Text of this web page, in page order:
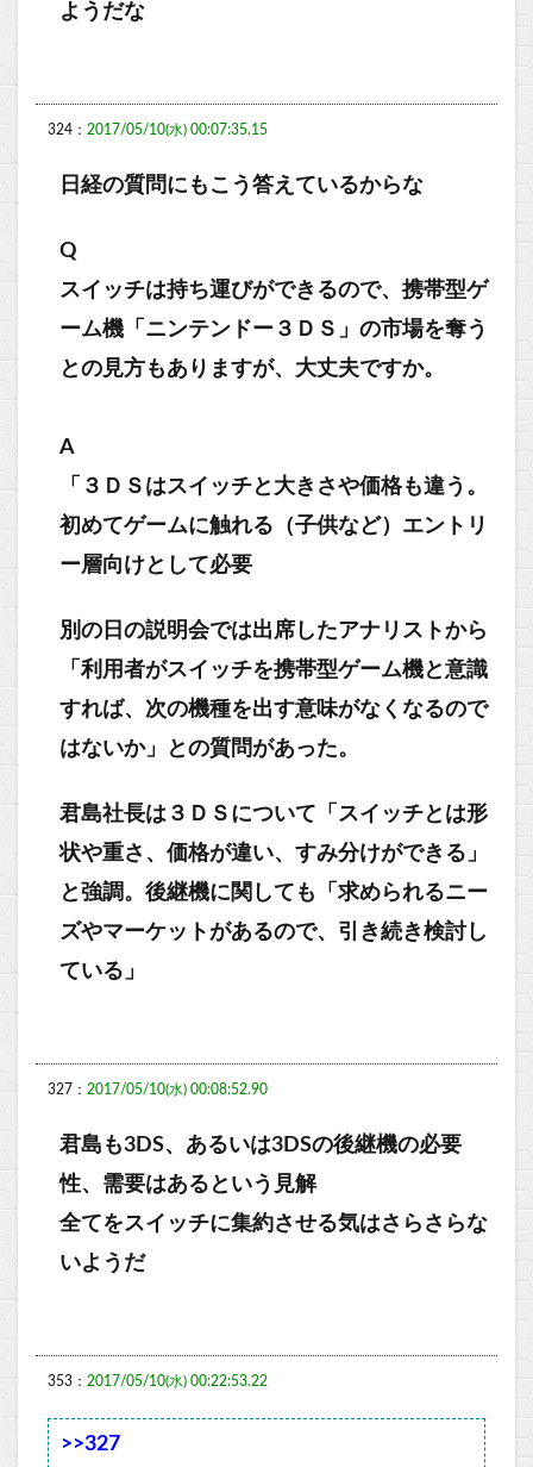
ようだな
324： 2017/05/10(水) 00:07:35.15
日経の質問にもこう答えているからな
Q
スイッチは持ち運びができるので、携帯型ゲ
ーム機「ニンテンドー３ＤＳ」の市場を奪う
との見方もありますが、大丈夫ですか。
A
「３ＤＳはスイッチと大きさや価格も違う。
初めてゲームに触れる（子供など）エントリ
ー層向けとして必要
別の日の説明会では出席したアナリストから
「利用者がスイッチを携帯型ゲーム機と意識
すれば、次の機種を出す意味がなくなるので
はないか」との質問があった。
君島社長は３ＤＳについて「スイッチとは形
状や重さ、価格が違い、すみ分けができる」
と強調。後継機に関しても「求められるニー
ズやマーケットがあるので、引き続き検討し
ている」
327： 2017/05/10(水) 00:08:52.90
君島も3DS、あるいは3DSの後継機の必要
性、需要はあるという見解
全てをスイッチに集約させる気はさらさらな
いようだ
353： 2017/05/10(水) 00:22:53.22
>>327